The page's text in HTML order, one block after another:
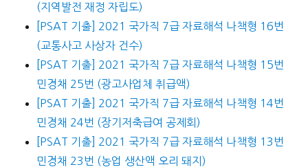
(지역발전 재정 자립도)
[PSAT 기출] 2021 국가직 7급 자료해석 나책형 16번
(교통사고 사상자 건수)
[PSAT 기출] 2021 국가직 7급 자료해석 나책형 15번
민경채 25번 (광고사업체 취급액)
[PSAT 기출] 2021 국가직 7급 자료해석 나책형 14번
민경채 24번 (장기저축급여 공제회)
[PSAT 기출] 2021 국가직 7급 자료해석 나책형 13번
민경채 23번 (농업 생산액 오리 돼지)